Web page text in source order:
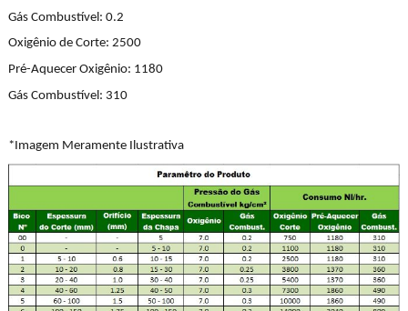
Gás Combustível: 0.2
Oxigênio de Corte: 2500
Pré-Aquecer Oxigênio: 1180
Gás Combustível: 310
*Imagem Meramente Ilustrativa